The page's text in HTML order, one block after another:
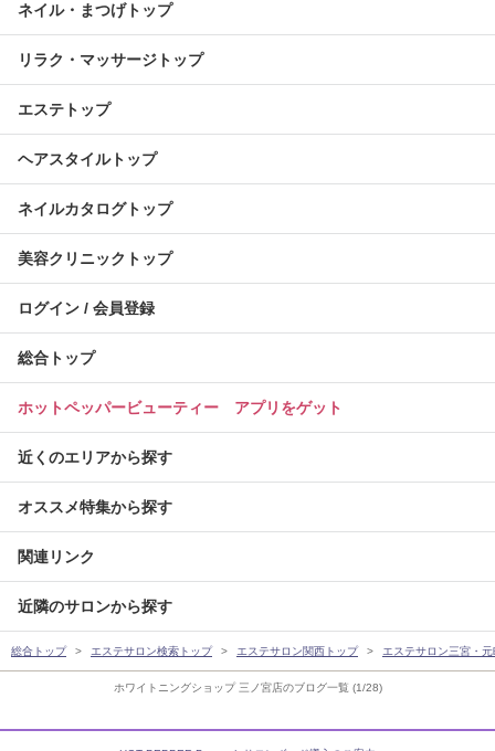
ホワイトニングショップ 三ノ宮店のブログ一覧 (1/28)
ネイル・まつげトップ
リラク・マッサージトップ
エステトップ
ヘアスタイルトップ
ネイルカタログトップ
美容クリニックトップ
ログイン / 会員登録
総合トップ
ホットペッパービューティー アプリをゲット
近くのエリアから探す
オススメ特集から探す
関連リンク
近隣のサロンから探す
総合トップ エステサロン検索トップ エステサロン関西トップ エステサロン三宮・